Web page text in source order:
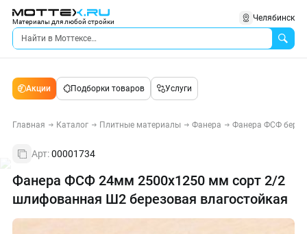
Материалы для любой стройки Челябинск
Акции Подборки товаров Услуги
Главная Каталог Плитные материалы Фанера Фанера ФСФ
Арт:00001734
Фанера ФСФ 24мм 2500х1250 мм сорт 2/2
шлифованная Ш2 березовая влагостойкая